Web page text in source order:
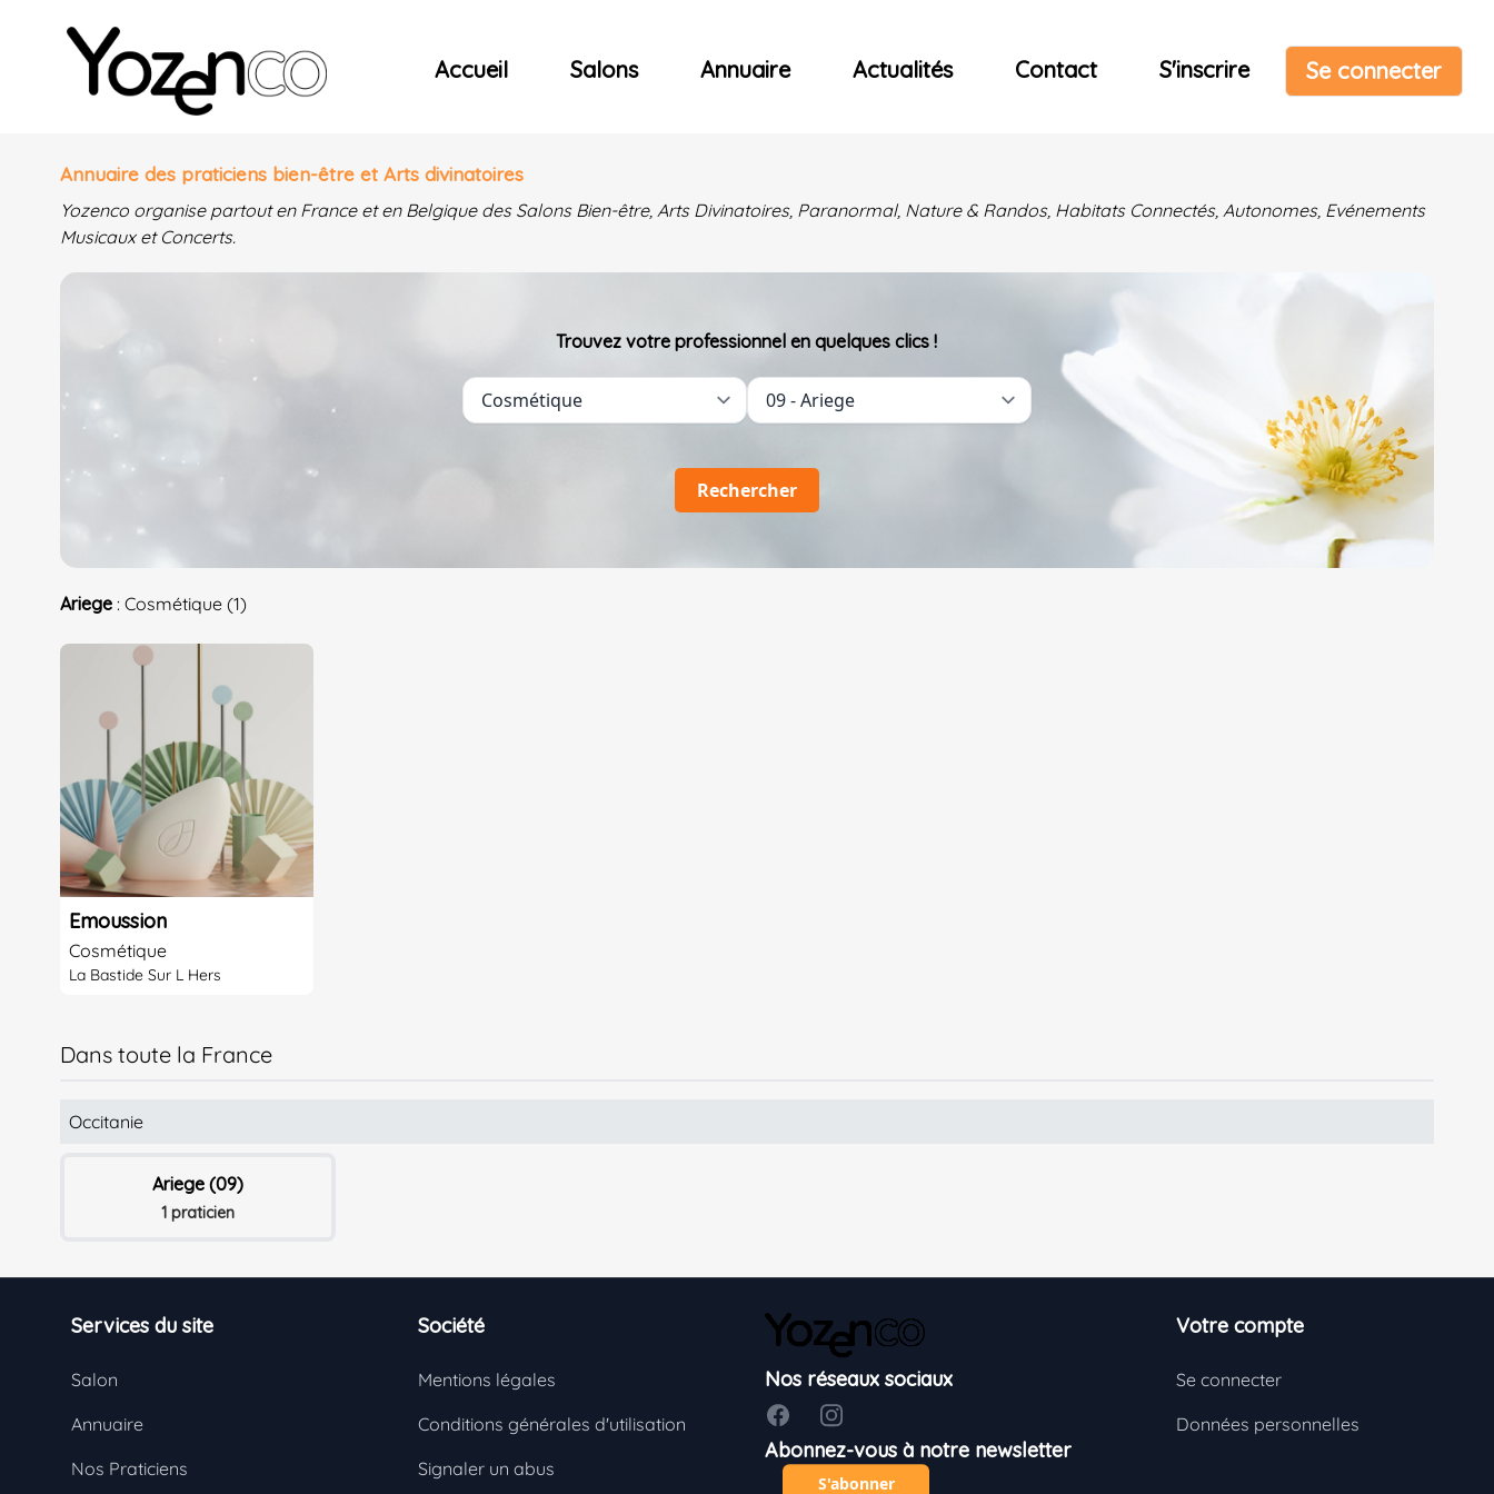
Yozenco - Organisateur de Salons, Evénements et Concerts
Accueil Salons Annuaire Actualités Contact S'inscrire Se connecter
Annuaire des praticiens bien-être et Arts divinatoires
Yozenco organise partout en France et en Belgique des Salons Bien-être, Arts Divinatoires, Paranormal, Nature & Randos, Habitats Connectés, Autonomes, Evénements
Musicaux et Concerts.
Trouvez votre professionnel en quelques clics !
Rechercher
Ariege : Cosmétique (1)
Emoussion
Cosmétique
La Bastide Sur L Hers
Dans toute la France
Occitanie
Ariege (09)
1 praticien
Services du site
Salon
Annuaire
Nos Praticiens
Société
Mentions légales
Conditions générales d'utilisation
Signaler un abus
Nos réseaux sociaux
FacebookInstagram
Abonnez-vous à notre newsletter
S'abonner
Votre compte
Se connecter
Données personnelles